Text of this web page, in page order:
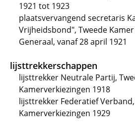
1921 tot 1923
plaatsvervangend secretaris
Vrijheidsbond", Tweede
Generaal, vanaf 28 april 1921
lijsttrekkerschappen
lijsttrekker Neutrale Partij,
Kamerverkiezingen 1918
lijsttrekker Federatief
Kamerverkiezingen 1929